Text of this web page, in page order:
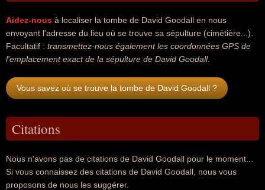
Aidez-nous à localiser la tombe de David Goodall en nous
envoyant l'adresse du lieu où se trouve sa sépulture (cimétière...).
Facultatif : transmettez-nous également les coordonnées GPS de
l'emplacement exact de la sépulture de David Goodall.
Vous savez où se trouve la tombe de David Goodall ?
Citations
Nous n'avons pas de citations de David Goodall pour le moment...
Si vous connaissez des citations de David Goodall, nous vous
proposons de nous les suggérer.